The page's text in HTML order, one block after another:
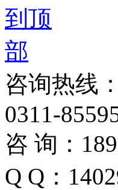
咨询热线：
0311-
咨 询：
Q Q：